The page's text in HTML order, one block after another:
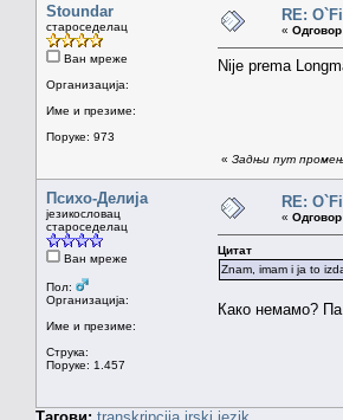
Stoundar
староседелац
Ван мреже
Организација:
Име и презиме:
Поруке: 973
RE:
«
Nije prema
« Задњи пут
Психо-Делија
језикословац
староседелац
Ван мреже
Пол:
Организација:
Име и презиме:
Струка:
Поруке: 1.457
RE:
«
Цитат
Znam, imam i ja to
Како немамо? Па